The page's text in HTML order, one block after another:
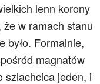
lenn korony
że w ramach stanu
było. Formalnie,
magnatów
szlachcica jeden, i